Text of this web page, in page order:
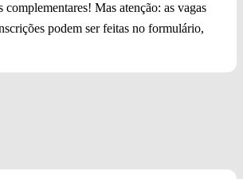
complementares! Mas atenção: as vagas
podem ser feitas no formulário,